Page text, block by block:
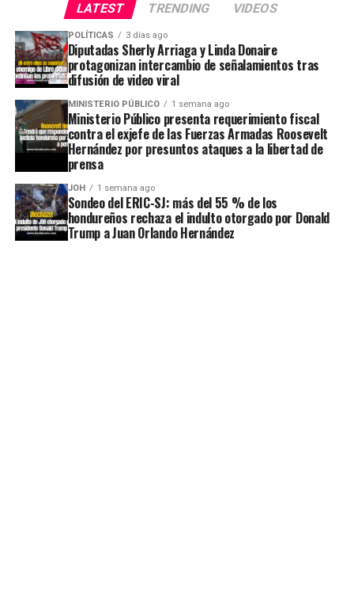
LATEST TRENDING VIDEOS
POLÍTICAS 3 días ago
Diputadas Sherly Arriaga y Linda Donaire
protagonizan intercambio de señalamientos tras
difusión de video viral
MINISTERIO PÚBLICO 1 semana ago
Ministerio Público presenta requerimiento fiscal
contra el exjefe de las Fuerzas Armadas Roosevelt
Hernández por presuntos ataques a la libertad de
prensa
JOH 1 semana ago
Sondeo del ERIC-SJ: más del 55 % de los
hondureños rechaza el indulto otorgado por Donald
Trump a Juan Orlando Hernández